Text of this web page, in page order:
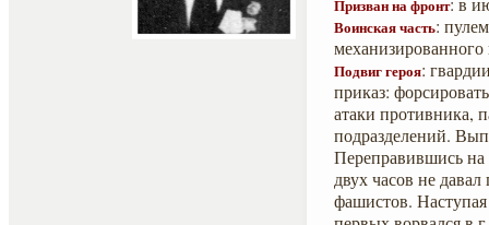
Призван на фронт
Воинская часть:
Подвиг героя:
приказ:
атаки противника,
подразделений.
Переправившись
двух часов не
фашистов.